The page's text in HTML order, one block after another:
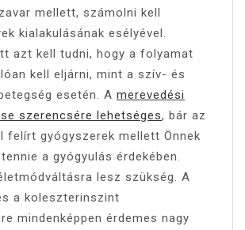
mellett, számolni kell
kialakulásának esélyével.
azt kell tudni, hogy a folyamat
kell eljárni, mint a szív- és
esetén. A merevedési
szerencsére lehetséges, bár az
felírt gyógyszerek mellett Önnek
a gyógyulás érdekében.
lesz szükség. A
a koleszterinszint
mindenképpen érdemes nagy